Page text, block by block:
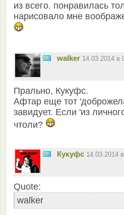
из всего. понравилась
нарисовало мне
walker 14.03.2014 в
Прально, Кукуфс.
Афтар еще тот
завидует. Если 'из
чтоли?
Кукуфс 14.03.2014
Quote:
walker